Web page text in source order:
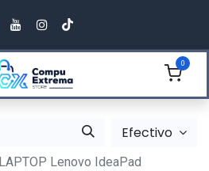
0
Efectivo
LAPTOP Lenovo IdeaPad